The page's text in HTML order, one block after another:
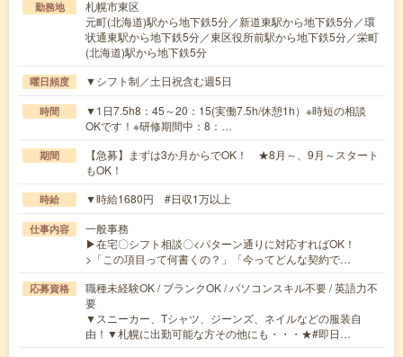
勤務地
札幌市東区
元町(北海道)駅から地下鉄5分／新道東駅から地下鉄5分／環
状通東駅から地下鉄5分／東区役所前駅から地下鉄5分／栄町
(北海道)駅から地下鉄5分
曜日頻度 ▼シフト制／土日祝含む週5日
時間
▼1日7.5h8：45～20：15(実働7.5h/休憩1h）※時短の相談
OKです！※研修期間中：8：…
期間
【急募】まずは3か月からでOK！ ★8月～、9月～スタート
もOK！
時給 ▼時給1680円 #日収1万以上
仕事内容
一般事務
▶在宅〇シフト相談〇<パターン通りに対応すればOK！
>「この項目って何書くの？」「今ってどんな契約で…
応募資格
職種未経験OK / ブランクOK / パソコンスキル不要 / 英語力不
要
▼スニーカー、Tシャツ、ジーンズ、ネイルなどの服装自
由！▼札幌に出勤可能な方その他にも・・・★#即日…